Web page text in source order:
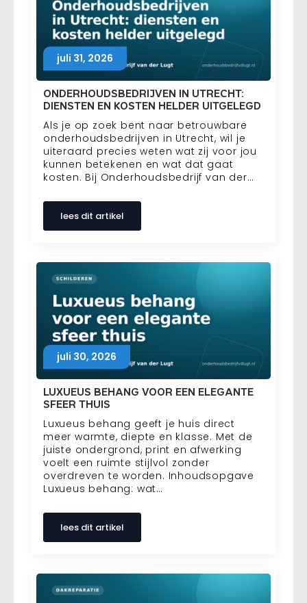
ONDERHOUDSBEDRIJVEN IN UTRECHT:
DIENSTEN EN KOSTEN HELDER UITGELEGD
juli 31, 2026
Als je op zoek bent naar betrouwbare
onderhoudsbedrijven in Utrecht, wil je
uiteraard precies weten wat zij voor jou
kunnen betekenen en wat dat gaat
kosten. Bij Onderhoudsbedrijf van der…
lees dit artikel
LUXUEUS BEHANG VOOR EEN ELEGANTE
SFEER THUIS
juli 30, 2026
Luxueus behang geeft je huis direct
meer warmte, diepte en klasse. Met de
juiste ondergrond, print en afwerking
voelt een ruimte stijlvol zonder
overdreven te worden. Inhoudsopgave
Luxueus behang: wat…
lees dit artikel